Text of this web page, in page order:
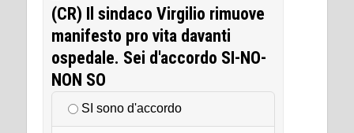
(CR) Il sindaco Virgilio rimuove
manifesto pro vita davanti
ospedale. Sei d'accordo SI-NO-
NON SO
SI sono d'accordo